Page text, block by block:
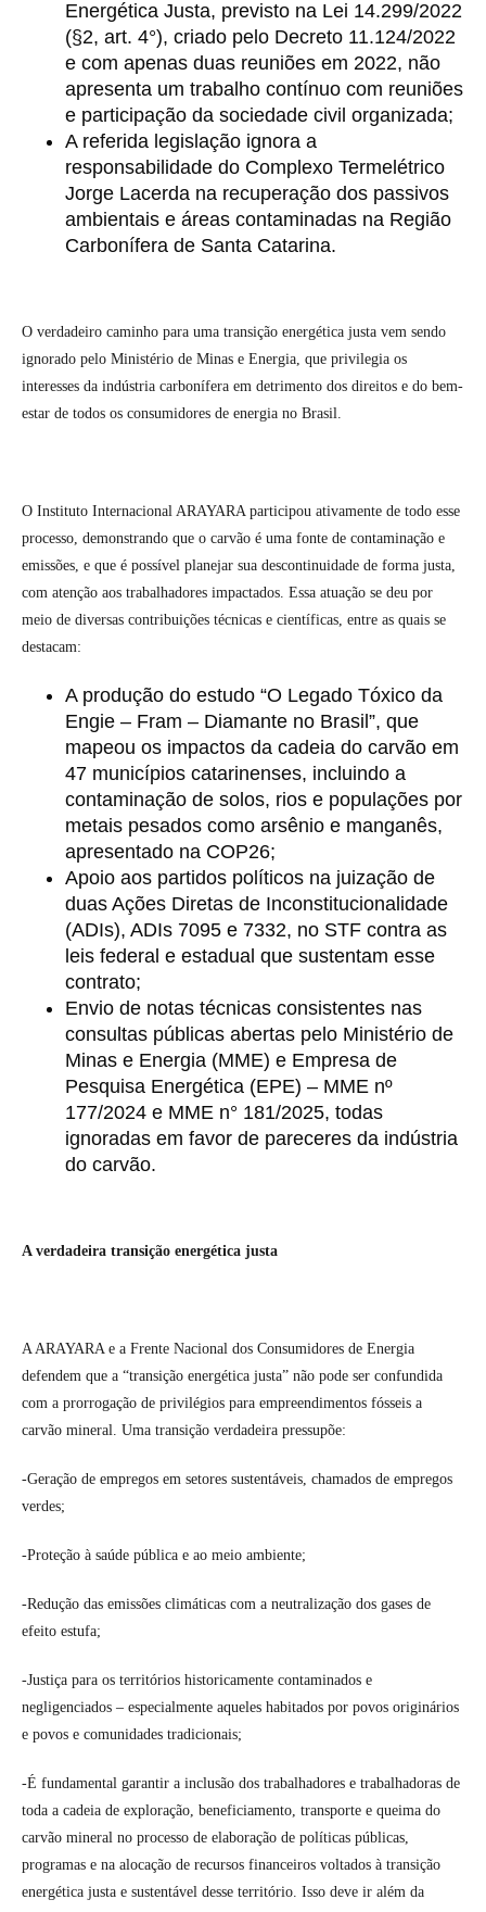
Energética Justa, previsto na Lei 14.299/2022
(§2, art. 4°), criado pelo Decreto 11.124/2022
e com apenas duas reuniões em 2022, não
apresenta um trabalho contínuo com reuniões
e participação da sociedade civil organizada;
A referida legislação ignora a
responsabilidade do Complexo Termelétrico
Jorge Lacerda na recuperação dos passivos
ambientais e áreas contaminadas na Região
Carbonífera de Santa Catarina.
O verdadeiro caminho para uma transição energética justa vem sendo
ignorado pelo Ministério de Minas e Energia, que privilegia os
interesses da indústria carbonífera em detrimento dos direitos e do bem-
estar de todos os consumidores de energia no Brasil.
O Instituto Internacional ARAYARA participou ativamente de todo esse
processo, demonstrando que o carvão é uma fonte de contaminação e
emissões, e que é possível planejar sua descontinuidade de forma justa,
com atenção aos trabalhadores impactados. Essa atuação se deu por
meio de diversas contribuições técnicas e científicas, entre as quais se
destacam:
A produção do estudo “O Legado Tóxico da
Engie – Fram – Diamante no Brasil”, que
mapeou os impactos da cadeia do carvão em
47 municípios catarinenses, incluindo a
contaminação de solos, rios e populações por
metais pesados como arsênio e manganês,
apresentado na COP26;
Apoio aos partidos políticos na juização de
duas Ações Diretas de Inconstitucionalidade
(ADIs), ADIs 7095 e 7332, no STF contra as
leis federal e estadual que sustentam esse
contrato;
Envio de notas técnicas consistentes nas
consultas públicas abertas pelo Ministério de
Minas e Energia (MME) e Empresa de
Pesquisa Energética (EPE) – MME nº
177/2024 e MME n° 181/2025, todas
ignoradas em favor de pareceres da indústria
do carvão.
A verdadeira transição energética justa
A ARAYARA e a Frente Nacional dos Consumidores de Energia
defendem que a “transição energética justa” não pode ser confundida
com a prorrogação de privilégios para empreendimentos fósseis a
carvão mineral. Uma transição verdadeira pressupõe:
-Geração de empregos em setores sustentáveis, chamados de empregos
verdes;
-Proteção à saúde pública e ao meio ambiente;
-Redução das emissões climáticas com a neutralização dos gases de
efeito estufa;
-Justiça para os territórios historicamente contaminados e
negligenciados – especialmente aqueles habitados por povos originários
e povos e comunidades tradicionais;
-É fundamental garantir a inclusão dos trabalhadores e trabalhadoras de
toda a cadeia de exploração, beneficiamento, transporte e queima do
carvão mineral no processo de elaboração de políticas públicas,
programas e na alocação de recursos financeiros voltados à transição
energética justa e sustentável desse território. Isso deve ir além da